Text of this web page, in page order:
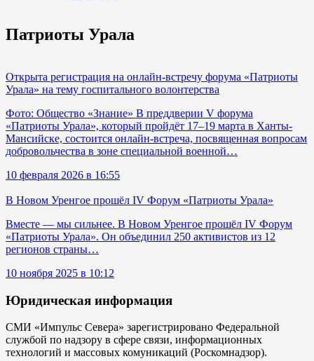
Патриоты Урала
Открыта регистрация на онлайн-встречу форума «Патриоты
Урала» на тему госпитального волонтерства
Фото: Общество «Знание» В преддверии V форума
«Патриоты Урала», который пройдёт 17–19 марта в Ханты-
Мансийске, состоится онлайн-встреча, посвященная вопросам
добровольчества в зоне специальной военной…
10 февраля 2026 в 16:55
В Новом Уренгое прошёл IV Форум «Патриоты Урала»
Вместе — мы сильнее. В Новом Уренгое прошёл IV Форум
«Патриоты Урала». Он объединил 250 активистов из 12
регионов страны…
10 ноября 2025 в 10:12
Юридическая информация
СМИ «Импульс Севера» зарегистрировано Федеральной
службой по надзору в сфере связи, информационных
технологий и массовых комуникаций (Роскомнадзор).